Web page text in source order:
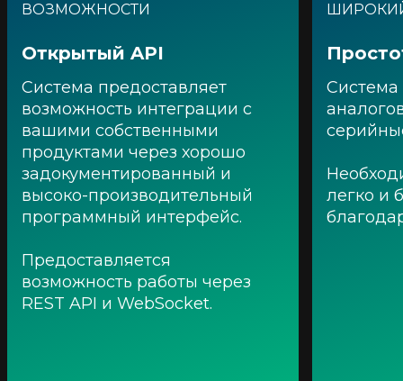
ВОЗМОЖНОСТИ
Открытый API
Система предоставляет
возможность интеграции с
вашими собственными
продуктами через хорошо
задокументированный и
высоко-производительный
программный интерфейс.
Предоставляется
возможность работы через
REST API и WebSocket.
легко и